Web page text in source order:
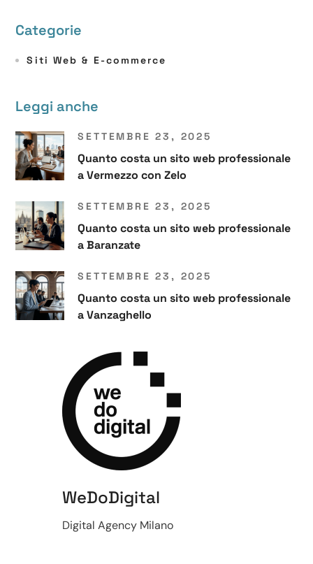
Categorie
Siti Web & E-commerce
Leggi anche
SETTEMBRE 23, 2025
Quanto costa un sito web professionale
a Vermezzo con Zelo
SETTEMBRE 23, 2025
Quanto costa un sito web professionale
a Baranzate
SETTEMBRE 23, 2025
Quanto costa un sito web professionale
a Vanzaghello
WeDoDigital
Digital Agency Milano